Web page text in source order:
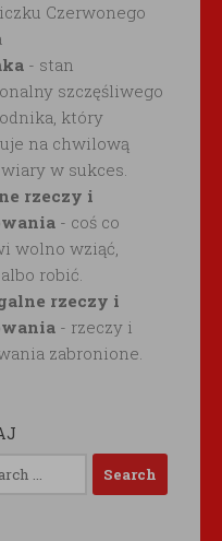
Czerwonego
- stan
szczęśliwego
który
na chwilową
w sukces.
rzeczy i
- coś co
wolno wziąć,
robić.
rzeczy i
- rzeczy i
zabronione.